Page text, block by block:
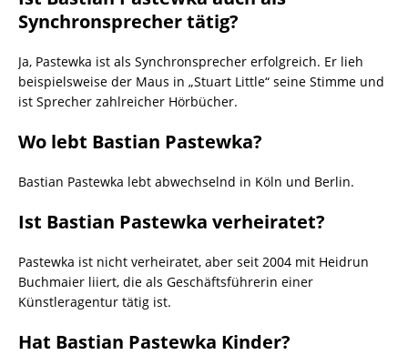
Synchronsprecher tätig?
Ja, Pastewka ist als Synchronsprecher erfolgreich. Er lieh
beispielsweise der Maus in „Stuart Little“ seine Stimme und
ist Sprecher zahlreicher Hörbücher.
Wo lebt Bastian Pastewka?
Bastian Pastewka lebt abwechselnd in Köln und Berlin.
Ist Bastian Pastewka verheiratet?
Pastewka ist nicht verheiratet, aber seit 2004 mit Heidrun
Buchmaier liiert, die als Geschäftsführerin einer
Künstleragentur tätig ist.
Hat Bastian Pastewka Kinder?